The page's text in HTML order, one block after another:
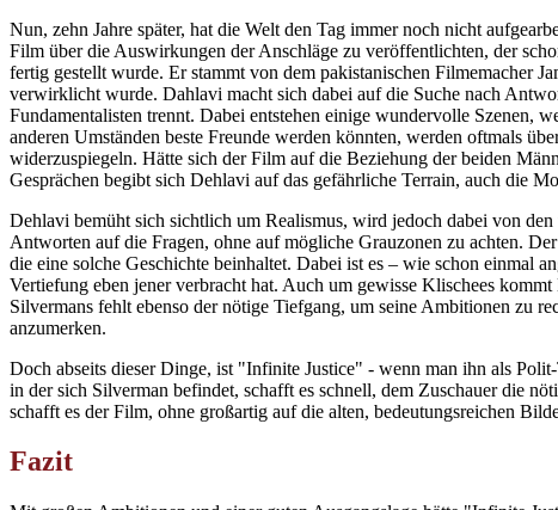
Nun, zehn Jahre später, hat die Welt den Tag immer noch nicht
Film über die Auswirkungen der Anschläge zu veröffentlichten, der
fertig gestellt wurde. Er stammt von dem pakistanischen Filmemacher
verwirklicht wurde. Dahlavi macht sich dabei auf die Suche nach
Fundamentalisten trennt. Dabei entstehen einige wundervolle Szenen,
anderen Umständen beste Freunde werden könnten, werden oftmals
widerzuspiegeln. Hätte sich der Film auf die Beziehung der beiden
Gesprächen begibt sich Dehlavi auf das gefährliche Terrain, auch die
Dehlavi bemüht sich sichtlich um Realismus, wird jedoch dabei von
Antworten auf die Fragen, ohne auf mögliche Grauzonen zu achten.
die eine solche Geschichte beinhaltet. Dabei ist es – wie schon einmal
Vertiefung eben jener verbracht hat. Auch um gewisse Klischees
Silvermans fehlt ebenso der nötige Tiefgang, um seine Ambitionen zu
anzumerken.
Doch abseits dieser Dinge, ist "Infinite Justice" - wenn man ihn als
in der sich Silverman befindet, schafft es schnell, dem Zuschauer die
schafft es der Film, ohne großartig auf die alten, bedeutungsreichen
Fazit